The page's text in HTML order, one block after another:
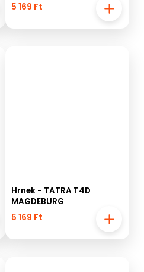
5 169 Ft
Hrnek - TATRA T4D
MAGDEBURG
5 169 Ft